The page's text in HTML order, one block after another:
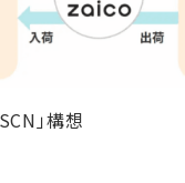
」構想